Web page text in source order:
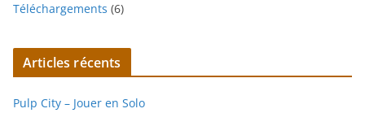
Téléchargements (6)
Articles récents
Pulp City – Jouer en Solo